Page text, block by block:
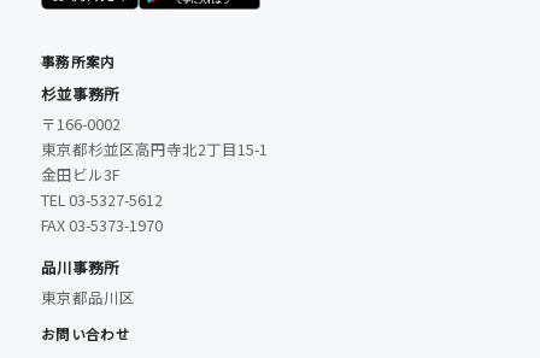
事務所案内
杉並事務所
〒166-0002
東京都杉並区高円寺北2丁目15-1
金田ビル3F
TEL 03-5327-5612
FAX 03-5373-1970
品川事務所
東京都品川区
お問い合わせ